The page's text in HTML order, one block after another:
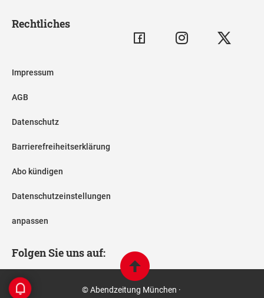
Rechtliches
Impressum
AGB
Datenschutz
Barrierefreiheitserklärung
Abo kündigen
Datenschutzeinstellungen
anpassen
Folgen Sie uns auf:
© Abendzeitung München ·